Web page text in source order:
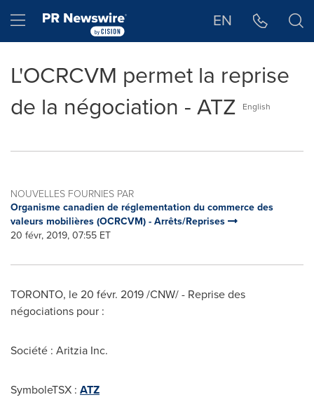
Hamburger menu EN
L'OCRCVM permet la reprise
de la négociation - ATZ
English
NOUVELLES FOURNIES PAR
Organisme canadien de réglementation du commerce des
valeurs mobilières (OCRCVM) - Arrêts/Reprises
20 févr, 2019, 07:55 ET
TORONTO, le 20 févr. 2019 /CNW/ - Reprise des
négociations pour :
Société : Aritzia Inc.
SymboleTSX : ATZ